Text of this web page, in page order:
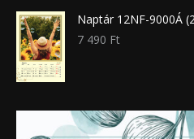
Naptár 12NF-9000Á
7 490 Ft